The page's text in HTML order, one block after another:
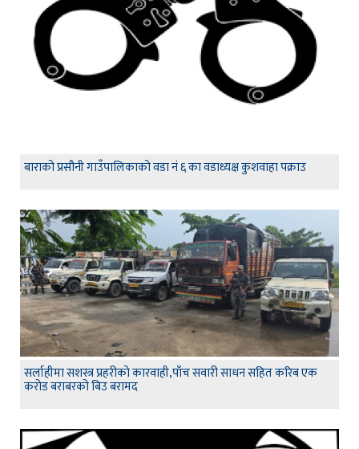
बाराको प्रसौनी गाउँपालिकाको वडा नं ६ का वडाध्यक्ष कुशवाहा पक्राउ
सर्लाहीमा सशस्त्र प्रहरीको कारवाही,पाँच सवारी साधन सहित करिब एक
करोड बराबरको बिउ बरामद